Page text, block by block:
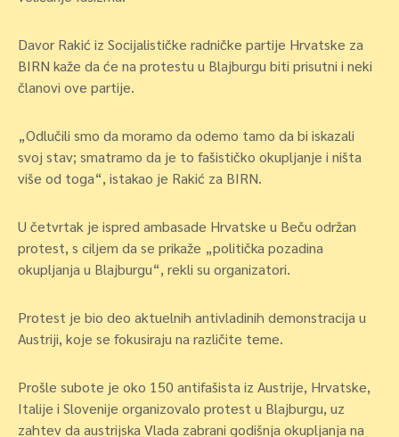
Davor Rakić iz Socijalističke radničke partije Hrvatske za
BIRN kaže da će na protestu u Blajburgu biti prisutni i neki
članovi ove partije.
„Odlučili smo da moramo da odemo tamo da bi iskazali
svoj stav; smatramo da je to fašističko okupljanje i ništa
više od toga“, istakao je Rakić za BIRN.
U četvrtak je ispred ambasade Hrvatske u Beču održan
protest, s ciljem da se prikaže „politička pozadina
okupljanja u Blajburgu“, rekli su organizatori.
Protest je bio deo aktuelnih antivladinih demonstracija u
Austriji, koje se fokusiraju na različite teme.
Prošle subote je oko 150 antifašista iz Austrije, Hrvatske,
Italije i Slovenije organizovalo protest u Blajburgu, uz
zahtev da austrijska Vlada zabrani godišnja okupljanja na